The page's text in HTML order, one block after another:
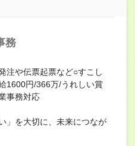
務
注や伝票起票など○すこし
1600円/366万/うれしい賞
事務対応
」を大切に、未来につなが